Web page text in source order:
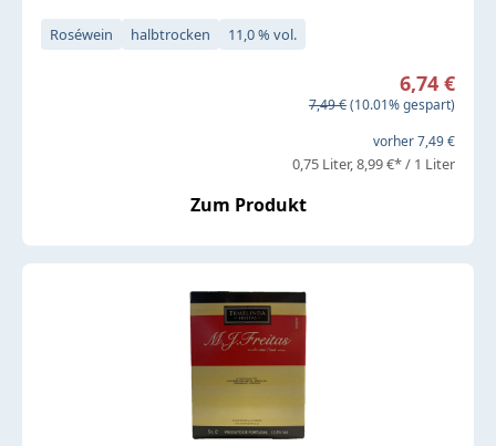
Roséwein halbtrocken 11,0 % vol.
Verkaufspreis:
6,74 €
Regulärer Preis:
7,49 €(10.01% gespart)
vorher 7,49 €
0,75 Liter 8,99 €* / 1 Liter
Zum Produkt